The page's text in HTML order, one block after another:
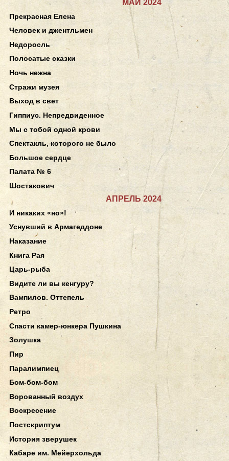
МАЙ 2024
Прекрасная Елена
Человек и джентльмен
Недоросль
Полосатые сказки
Ночь нежна
Стражи музея
Выход в свет
Гиппиус. Непредвиденное
Мы с тобой одной крови
Спектакль, которого не было
Большое сердце
Палата № 6
Шостакович
АПРЕЛЬ 2024
И никаких «но»!
Уснувший в Армагеддоне
Наказание
Книга Рая
Царь-рыба
Видите ли вы кенгуру?
Вампилов. Оттепель
Ретро
Спасти камер-юнкера Пушкина
Золушка
Пир
Паралимпиец
Бом-бом-бом
Ворованный воздух
Воскресение
Постскриптум
История зверушек
Кабаре им. Мейерхольда